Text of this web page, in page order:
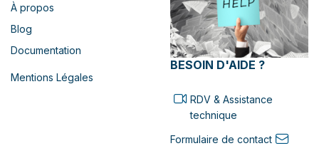
À propos
Blog
Documentation
Mentions Légales
BESOIN D'AIDE ?
RDV & Assistance
technique
Formulaire de contact